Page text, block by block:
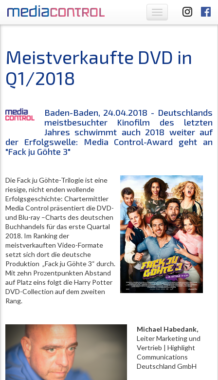
Toggle
navigation
Meistverkaufte DVD in
Q1/2018
Baden-Baden, 24.04.2018 - Deutschlands
meistbesuchter Kinofilm des letzten
Jahres schwimmt auch 2018 weiter auf
der Erfolgswelle: Media Control-Award geht an
"Fack ju Göhte 3"
Die Fack ju Göhte-Trilogie ist eine
riesige, nicht enden wollende
Erfolgsgeschichte: Chartermittler
Media Control präsentiert die DVD-
und Blu-ray –Charts des deutschen
Buchhandels für das erste Quartal
2018. Im Ranking der
meistverkauften Video-Formate
setzt sich dort die deutsche
Produktion „Fack ju Göhte 3“ durch.
Mit zehn Prozentpunkten Abstand
auf Platz eins folgt die Harry Potter
DVD-Collection auf dem zweiten
Rang.
Michael Habedank,
Leiter Marketing und
Vertrieb | Highlight
Communications
Deutschland GmbH